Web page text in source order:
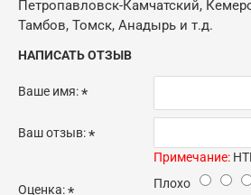
Петропавловск-Камчатский,
Тамбов, Томск, Анадырь и т.д.
НАПИСАТЬ ОТЗЫВ
Ваше имя:
Ваш отзыв:
Примечание:
Оценка: Плохо